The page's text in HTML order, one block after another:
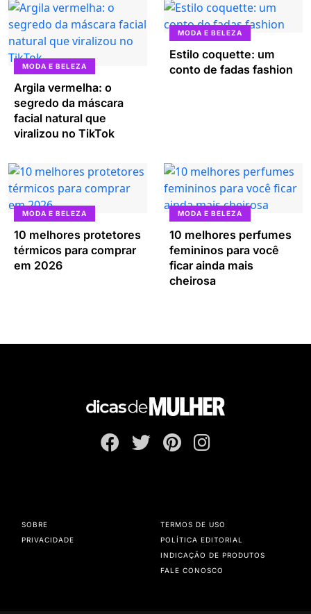
MODA E BELEZA
Argila vermelha: o
segredo da máscara
facial natural que
viralizou no TikTok
MODA E BELEZA
Estilo coquette: um
conto de fadas fashion
MODA E BELEZA
10 melhores protetores
térmicos para comprar
em 2026
MODA E BELEZA
10 melhores perfumes
femininos para você
ficar ainda mais
cheirosa
SOBRE
PRIVACIDADE
TERMOS DE USO
POLÍTICA EDITORIAL
INDICAÇÃO DE PRODUTOS
FALE CONOSCO